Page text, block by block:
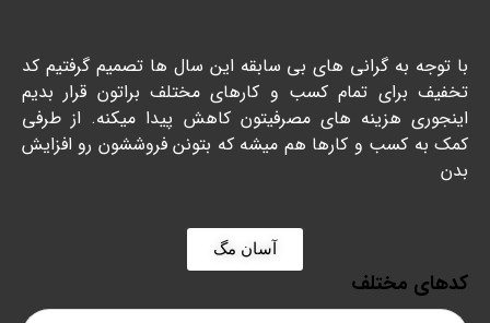
با توجه به گرانی های بی سابقه این سال ها تصمیم گرفتیم کد
تخفیف برای تمام کسب و کارهای مختلف براتون قرار بدیم
اینجوری هزینه های مصرفیتون کاهش پیدا میکنه. از طرفی
کمک به کسب و کارها هم میشه که بتونن فروششون رو افزایش
بدن
آسان مگ
کدهای مختلف